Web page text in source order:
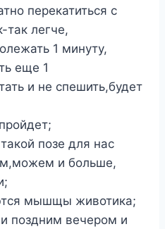
перекатиться с
так легче,
1 минуту,
еще 1
и не спешить,будет
позе для нас
и больше,
мышщы животика;
поздним вечером и